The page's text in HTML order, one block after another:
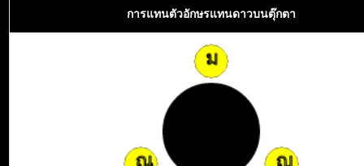
การแทนตัวอักษรแทนดาวบนตุ๊กตา